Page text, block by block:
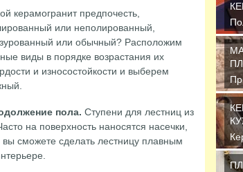
керамогранит предпочесть,
или неполированный,
или обычный? Расположим
виды в порядке возрастания их
и износостойкости и выберем
пола. Ступени для лестниц из
на поверхность наносятся насечки,
вы сможете сделать лестницу плавным